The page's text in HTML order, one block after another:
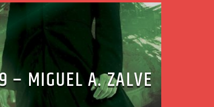
– MIGUEL A. ZALVE